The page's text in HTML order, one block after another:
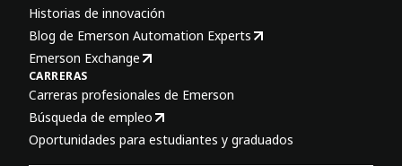
Historias de innovación
Blog de Emerson Automation Experts
Emerson Exchange
CARRERAS
Carreras profesionales de Emerson
Búsqueda de empleo
Oportunidades para estudiantes y graduados